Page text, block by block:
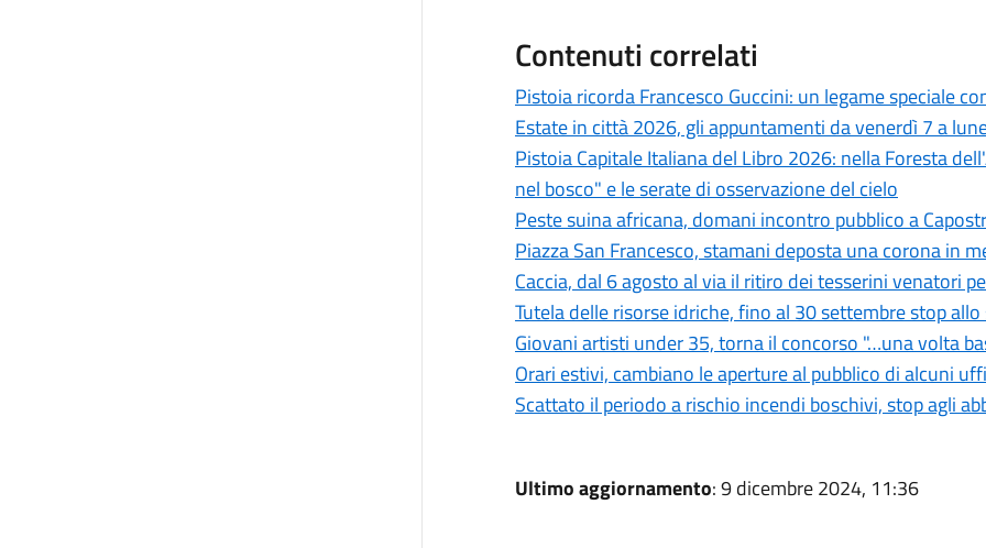
Contenuti correlati
Pistoia ricorda Francesco Guccini: un legame speciale
Estate in città 2026, gli appuntamenti da venerdì 7 a
Pistoia Capitale Italiana del Libro 2026: nella Foresta
nel bosco" e le serate di osservazione del cielo
Peste suina africana, domani incontro pubblico a
Piazza San Francesco, stamani deposta una corona in
Caccia, dal 6 agosto al via il ritiro dei tesserini venatori
Tutela delle risorse idriche, fino al 30 settembre stop
Giovani artisti under 35, torna il concorso "…una volta
Orari estivi, cambiano le aperture al pubblico di alcuni
Scattato il periodo a rischio incendi boschivi, stop agli
Ultimo aggiornamento: 9 dicembre 2024, 11:36